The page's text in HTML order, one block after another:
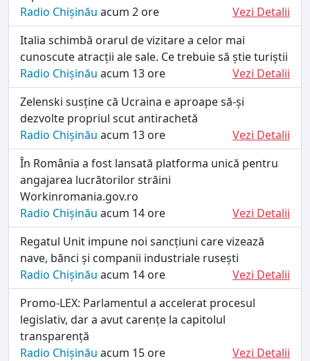
Radio Chișinău acum 2 ore
Vezi Detalii
Italia schimbă orarul de vizitare a celor mai
cunoscute atracții ale sale. Ce trebuie să știe turiștii
Radio Chișinău acum 13 ore
Vezi Detalii
Zelenski susține că Ucraina e aproape să-și
dezvolte propriul scut antirachetă
Radio Chișinău acum 13 ore
Vezi Detalii
În România a fost lansată platforma unică pentru
angajarea lucrătorilor străini
Workinromania.gov.ro
Radio Chișinău acum 14 ore
Vezi Detalii
Regatul Unit impune noi sancțiuni care vizează
nave, bănci și companii industriale rusești
Radio Chișinău acum 14 ore
Vezi Detalii
Promo-LEX: Parlamentul a accelerat procesul
legislativ, dar a avut carențe la capitolul
transparență
Radio Chișinău acum 15 ore
Vezi Detalii